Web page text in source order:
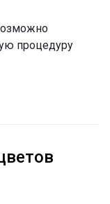
процедуру